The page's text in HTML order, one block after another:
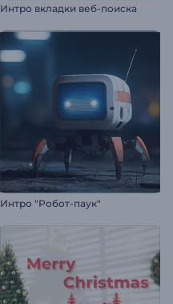
Интро вкладки веб-поиска
Интро "Робот-паук"